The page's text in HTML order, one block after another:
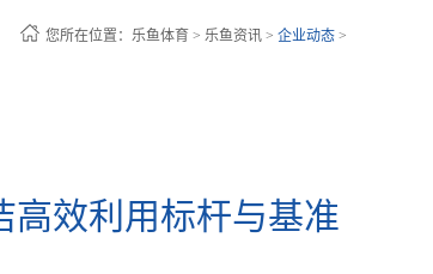
您所在位置： 乐鱼体育 > 乐鱼资讯 > 企业动态 >
高效利用标杆与基准